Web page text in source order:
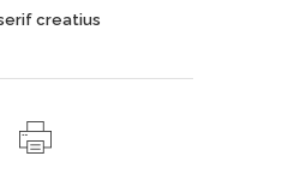
creatius